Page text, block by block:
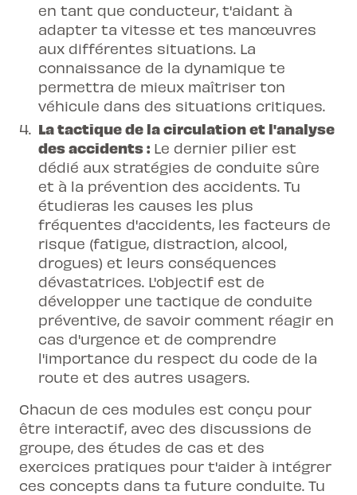
en tant que conducteur, t'aidant à
adapter ta vitesse et tes manœuvres
aux différentes situations. La
connaissance de la dynamique te
permettra de mieux maîtriser ton
véhicule dans des situations critiques.
La tactique de la circulation et l'analyse
des accidents : Le dernier pilier est
dédié aux stratégies de conduite sûre
et à la prévention des accidents. Tu
étudieras les causes les plus
fréquentes d'accidents, les facteurs de
risque (fatigue, distraction, alcool,
drogues) et leurs conséquences
dévastatrices. L'objectif est de
développer une tactique de conduite
préventive, de savoir comment réagir en
cas d'urgence et de comprendre
l'importance du respect du code de la
route et des autres usagers.
Chacun de ces modules est conçu pour
être interactif, avec des discussions de
groupe, des études de cas et des
exercices pratiques pour t'aider à intégrer
ces concepts dans ta future conduite. Tu